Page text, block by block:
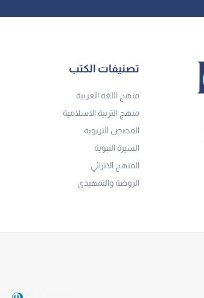
تصنيفات الكتب
منهج اللغة العربية
منهج التربية الاسلامية
القصص التربوية
السيرة النبوية
المنهج الاثرائي
الروضة والتمهيدي